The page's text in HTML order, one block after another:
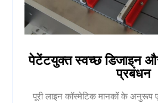
पेटेंटयुक्त स्वच्छ डिजाइन
प्रबंधन
पूरी लाइन कॉस्मेटिक मानकों के अनुरूप